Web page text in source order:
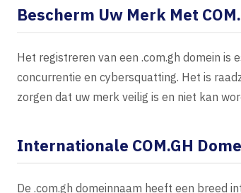
Bescherm Uw Merk Met
Het registreren van een .com.gh domein
concurrentie en cybersquatting. Het is
zorgen dat uw merk veilig is en niet kan
Internationale COM.GH
De .com.gh domeinnaam heeft een breed